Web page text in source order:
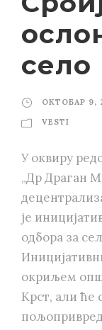
село
ОКТОБАР 9,
VESTI
У оквиру
„Др Драган
је
одбора за
окриљем
Крст, али ће